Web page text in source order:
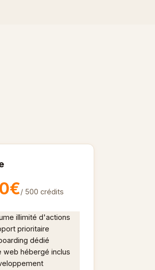
/ 500 crédits
illimité d'actions
prioritaire
dédié
web hébergé inclus